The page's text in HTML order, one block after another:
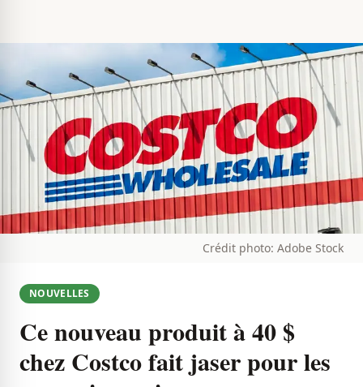
Crédit photo: Adobe Stock
NOUVELLES
Ce nouveau produit à 40 $
chez Costco fait jaser pour les